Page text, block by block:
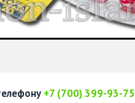
+7 (700) 399-93-75